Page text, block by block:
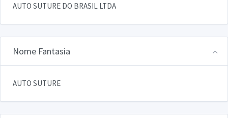
AUTO SUTURE DO BRASIL LTDA
Nome Fantasia
AUTO SUTURE